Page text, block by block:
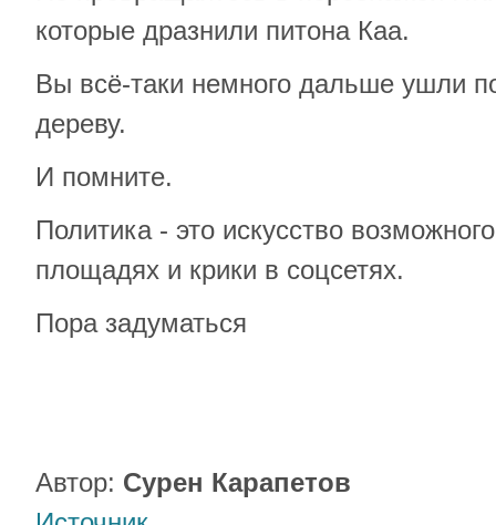
которые дразнили питона Каа.
Вы всё-таки немного дальше ушли
дереву.
И помните.
Политика - это искусство
площадях и крики в соцсетях.
Пора задуматься
Автор: Сурен Карапетов